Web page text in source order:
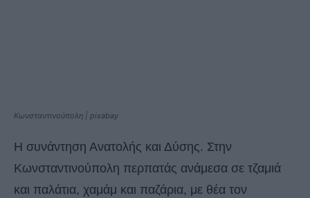
Κωνσταντινούπολη | pixabay
Η συνάντηση Ανατολής και Δύσης. Στην
Κωνσταντινούπολη περπατάς ανάμεσα σε τζαμιά
και παλάτια, χαμάμ και παζάρια, με θέα τον